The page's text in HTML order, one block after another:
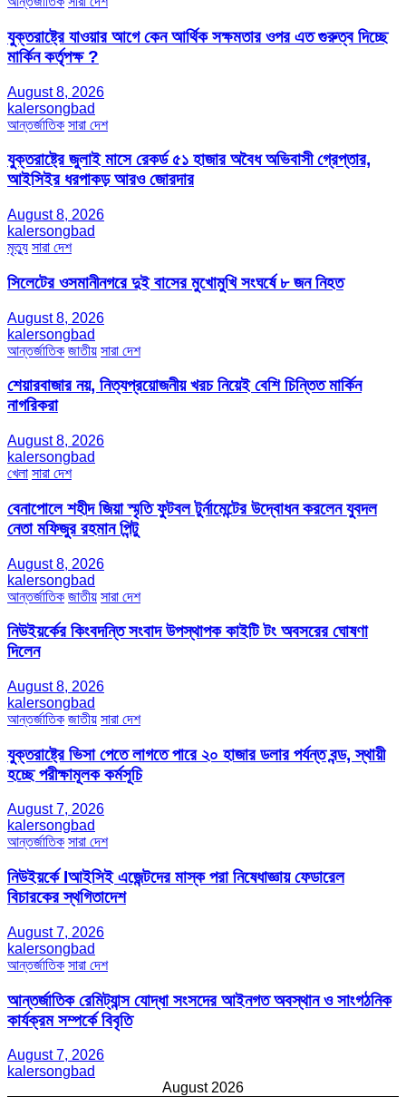
যুক্তরাষ্ট্রে যাওয়ার আগে কেন আর্থিক সক্ষমতার ওপর এত গুরুত্ব দিচ্ছে
মার্কিন কর্তৃপক্ষ ?
August 8, 2026
kalersongbad
আন্তর্জাতিক সারা দেশ
যুক্তরাষ্ট্রে জুলাই মাসে রেকর্ড ৫১ হাজার অবৈধ অভিবাসী গ্রেপ্তার,
আইসিইর ধরপাকড় আরও জোরদার
August 8, 2026
kalersongbad
মৃত্যু সারা দেশ
সিলেটের ওসমানীনগরে দুই বাসের মুখোমুখি সংঘর্ষে ৮ জন নিহত
August 8, 2026
kalersongbad
আন্তর্জাতিক জাতীয় সারা দেশ
শেয়ারবাজার নয়, নিত্যপ্রয়োজনীয় খরচ নিয়েই বেশি চিন্তিত মার্কিন
নাগরিকরা
August 8, 2026
kalersongbad
খেলা সারা দেশ
বেনাপোলে শহীদ জিয়া স্মৃতি ফুটবল টুর্নামেন্টের উদ্বোধন করলেন যুবদল
নেতা মফিজুর রহমান পিন্টু
August 8, 2026
kalersongbad
আন্তর্জাতিক জাতীয় সারা দেশ
নিউইয়র্কের কিংবদন্তি সংবাদ উপস্থাপক কাইটি টং অবসরের ঘোষণা
দিলেন
August 8, 2026
kalersongbad
আন্তর্জাতিক জাতীয় সারা দেশ
যুক্তরাষ্ট্রে ভিসা পেতে লাগতে পারে ২০ হাজার ডলার পর্যন্ত বন্ড, স্থায়ী
হচ্ছে পরীক্ষামূলক কর্মসূচি
August 7, 2026
kalersongbad
আন্তর্জাতিক সারা দেশ
নিউইয়র্কে Iআইসিই এজেন্টদের মাস্ক পরা নিষেধাজ্ঞায় ফেডারেল
বিচারকের স্থগিতাদেশ
August 7, 2026
kalersongbad
আন্তর্জাতিক সারা দেশ
আন্তর্জাতিক রেমিট্যান্স যোদ্ধা সংসদের আইনগত অবস্থান ও সাংগঠনিক
কার্যক্রম সম্পর্কে বিবৃতি
August 7, 2026
kalersongbad
August 2026